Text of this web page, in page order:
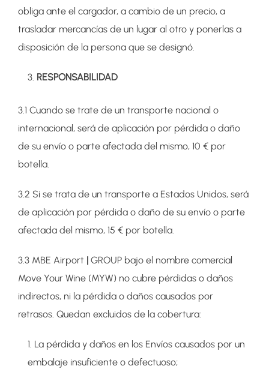
obliga ante el cargador, a cambio de un precio, a
trasladar mercancías de un lugar al otro y ponerlas a
disposición de la persona que se designó.
RESPONSABILIDAD
3.1 Cuando se trate de un transporte nacional o
internacional, será de aplicación por pérdida o daño
de su envío o parte afectada del mismo, 10 € por
botella.
3.2 Si se trata de un transporte a Estados Unidos, será
de aplicación por pérdida o daño de su envío o parte
afectada del mismo, 15 € por botella.
3.3 MBE Airport | GROUP bajo el nombre comercial
Move Your Wine (MYW) no cubre pérdidas o daños
indirectos, ni la pérdida o daños causados por
retrasos. Quedan excluidos de la cobertura:
La pérdida y daños en los Envíos causados por un
embalaje insuficiente o defectuoso;